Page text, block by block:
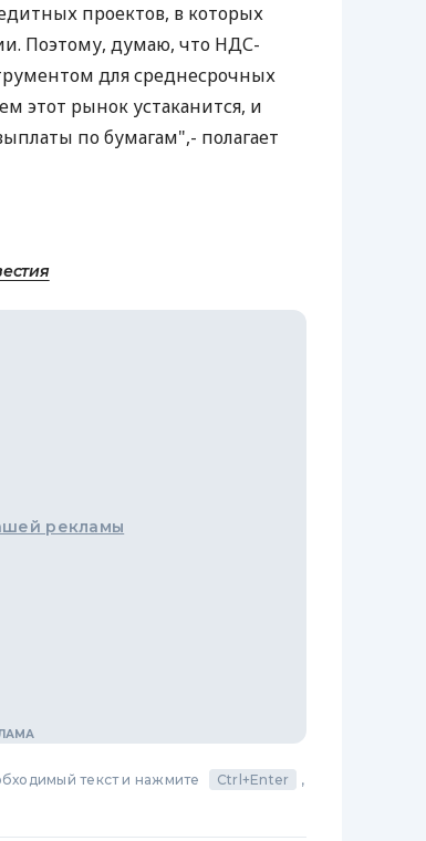
проектов, в которых
Поэтому, думаю, что НДС-
для среднесрочных
этот рынок устаканится, и
по бумагам",- полагает
рекламы
текст и нажмите Ctrl+Enter
,